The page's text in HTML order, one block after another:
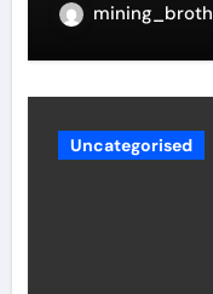
mining_broth
Uncategorised